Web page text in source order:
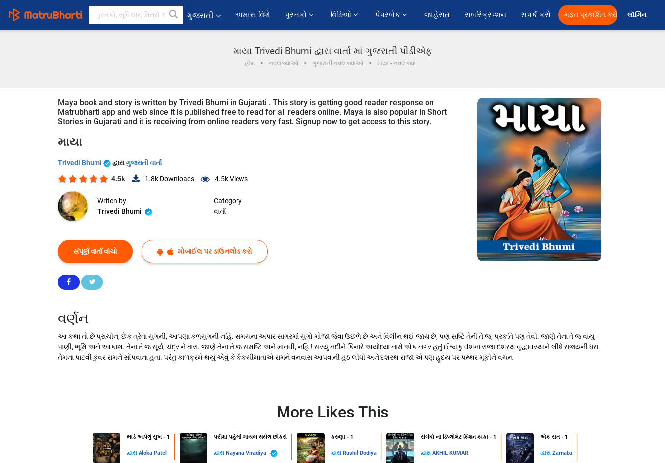
ગુજરાતી અમારા વિશે પુસ્તકો વિડિઓ પેપરબેક જાહેરાત સબસ્ક્રિપ્શન સંપર્ક કરો મફત પ્રકાશિત કરો લૉગિન
માયા Trivedi Bhumi દ્વારા વાર્તા માં ગુજરાતી પીડીએફ
હોમ નવલકથાઓ ગુજરાતી નવલકથાઓ માયા - નવલકથા
Maya book and story is written by Trivedi Bhumi in Gujarati . This story is getting good reader response on
Matrubharti app and web since it is published free to read for all readers online. Maya is also popular in Short
Stories in Gujarati and it is receiving from online readers very fast. Signup now to get access to this story.
માયા
Trivedi Bhumi દ્વારાગુજરાતી વાર્તા
4.5k 1.8k Downloads 4.5kViews
Writen by
Trivedi Bhumi
Category
વાર્તા
સંપૂર્ણ વાર્તા વાંચો મોબાઈલ પર ડાઉનલોડ કરો
વર્ણન
આ કથા તો છે પ્રાચીન, છેક ત્રેતા યુગની, આપણા કળયુગની નહિ. સમયના અપાર સાગરમાં યુગો મોજા જેવા ઉછળે છે અને વિલીન થઈ જાય છે, પણ સૃષ્ટિ તેની તે જ, પ્રકૃતિ પણ તેવી. જાણે તેના તે જ વાયુ,
પાણી, ભૂમિ અને આકાશ. તેના તે જ સૂર્ય, ચંદ્ર ને તારા. જાણે તેના તે જ સમષ્ટિ અને માનવી, નહિ ! સરયુ નદીને કિનારે અયોધ્યા નામે એક નગર હતું ઈશ્વાકુ વંશના રાજા દશરથ વૃદ્ધાવસ્થાને લીધે રાજ્યની ધરા
તેમના પાટવી કુંવર રામને સોંપવાના હતા. પરંતુ કાળક્રમે થયું એવું કે કૈકયીમાતાએ રામને વનવાસ આપવાની હઠ લીધી અને દશરથ રાજા એ પણ હૃદય પર પથ્થર મૂકીને વચન
More Likes This
ભાડે આપેલું સુખ - 1
દ્વારા Aloka Patel
પરીક્ષા પહેલાં ગાયબ થયેલ છોકરો
દ્વારા Nayana Viradiya
કરુણા - 1
દ્વારા Rushil Dodiya
સંબંધો ના ડિપ્લોમેટ કિશન કાકા - 1
દ્વારા AKHIL KUMAR
એક રાત - 1
દ્વારા Zarnaba